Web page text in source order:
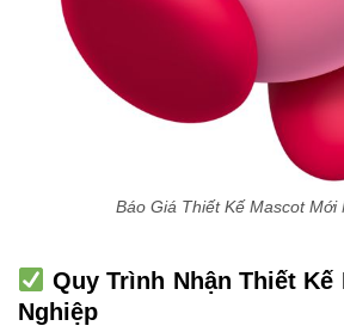
Báo Giá Thiết Kế Mascot Mới
Quy Trình Nhận Thiết Kế
Nghiệp